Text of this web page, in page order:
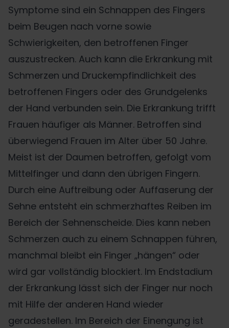
Symptome sind ein Schnappen des Fingers
beim Beugen nach vorne sowie
Schwierigkeiten, den betroffenen Finger
auszustrecken. Auch kann die Erkrankung mit
Schmerzen und Druckempfindlichkeit des
betroffenen Fingers oder des Grundgelenks
der Hand verbunden sein. Die Erkrankung trifft
Frauen häufiger als Männer. Betroffen sind
überwiegend Frauen im Alter über 50 Jahre.
Meist ist der Daumen betroffen, gefolgt vom
Mittelfinger und dann den übrigen Fingern.
Durch eine Auftreibung oder Auffaserung der
Sehne entsteht ein schmerzhaftes Reiben im
Bereich der Sehnenscheide. Dies kann neben
Schmerzen auch zu einem Schnappen führen,
manchmal bleibt ein Finger „hängen“ oder
wird gar vollständig blockiert. Im Endstadium
der Erkrankung lässt sich der Finger nur noch
mit Hilfe der anderen Hand wieder
geradestellen. Im Bereich der Einengung ist